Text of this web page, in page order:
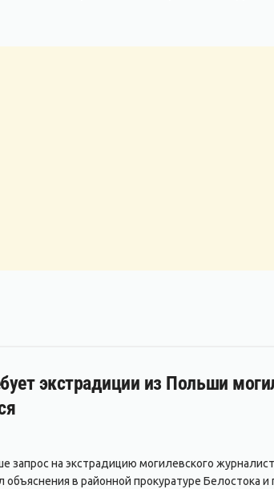
экстрадиции из Польши
запрос на экстрадицию могилевского
в районной прокуратуре Белостока и